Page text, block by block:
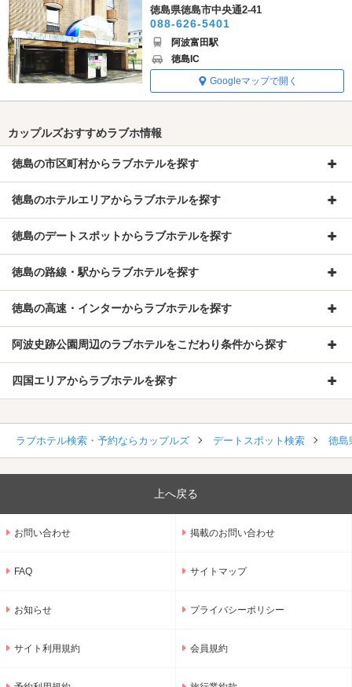
徳島県徳島市中央通2-41
088-626-5401
阿波富田駅
徳島IC
Googleマップで開く
カップルズおすすめラブホ情報
徳島の市区町村からラブホテルを探す
徳島のホテルエリアからラブホテルを探す
徳島のデートスポットからラブホテルを探す
徳島の路線・駅からラブホテルを探す
徳島の高速・インターからラブホテルを探す
阿波史跡公園周辺のラブホテルをこだわり条件から探す
四国エリアからラブホテルを探す
ラブホテル検索・予約ならカップルズ デートスポット検索 徳島
上へ戻る
お問い合わせ 掲載のお問い合わせ
FAQ サイトマップ
お知らせ プライバシーポリシー
サイト利用規約 会員規約